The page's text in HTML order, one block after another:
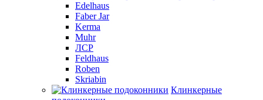
Edelhaus
Faber Jar
Kerma
Muhr
ЛСР
Feldhaus
Roben
Skriabin
Клинкерные